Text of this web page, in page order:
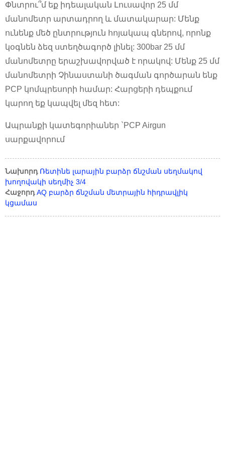
Փնտրու՞մ եք իդեալական Լուսավոր 25 մմ
մանոմետր արտադրող և մատակարար: Մենք
ունենք մեծ ընտրություն հոյակապ գներով, որոնք
կօգնեն ձեզ ստեղծագործ լինել: 300bar 25 մմ
մանոմետրը երաշխավորված է որակով: Մենք 25 մմ
մանոմետրի Չինաստանի ծագման գործարան ենք
PCP կոմպրեսորի համար: Հարցերի դեպքում
կարող եք կապվել մեզ հետ:
Ապրանքի կատեգորիաներ `PCP Airgun
սարքավորում
Նախորդ Ռետինե լարային բարձր ճնշման սեղմակով
խողովակի սեղմիչ 3/4
Հաջորդ AQ բարձր ճնշման մետրային հիդրավլիկ
կցամաս